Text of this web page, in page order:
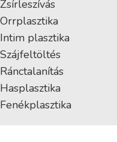
Zsírleszívás
Orrplasztika
Intim plasztika
Szájfeltöltés
Ránctalanítás
Hasplasztika
Fenékplasztika